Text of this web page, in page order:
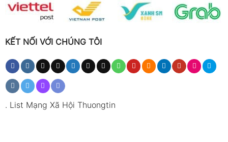
KẾT NỐI VỚI CHÚNG TÔI
. List Mạng Xã Hội Thuongtin